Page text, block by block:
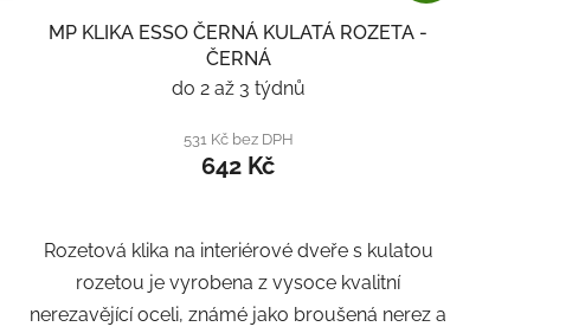
MP KLIKA ESSO ČERNÁ KULATÁ ROZETA -
ČERNÁ
do 2 až 3 týdnů
531 Kč bez DPH
642 Kč
Rozetová klika na interiérové ​​dveře s kulatou
rozetou je vyrobena z vysoce kvalitní
nerezavějící oceli, známé jako broušená nerez a